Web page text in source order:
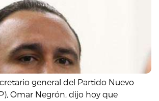
general del Partido Nuevo
Omar Negrón, dijo hoy que